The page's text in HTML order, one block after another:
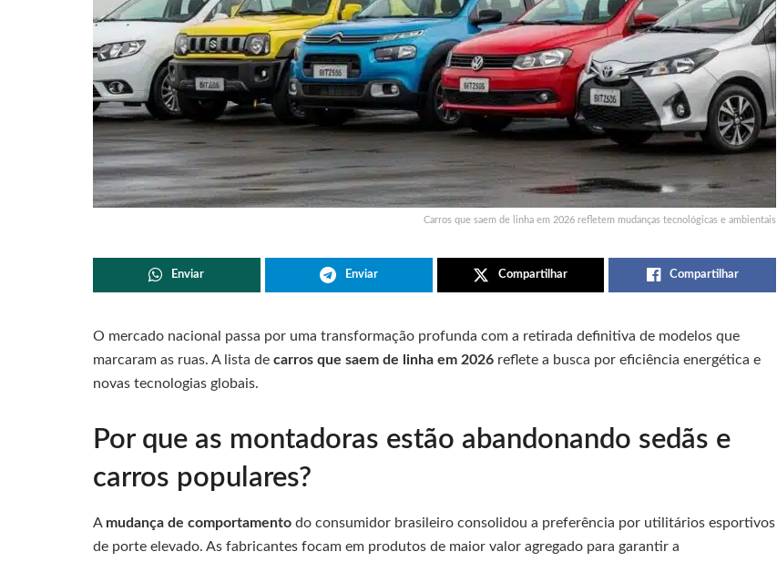
Carros que saem de linha em 2026 refletem mudanças tecnológicas e ambientais
Enviar Enviar Compartilhar Compartilhar
O mercado nacional passa por uma transformação profunda com a retirada definitiva de modelos que
marcaram as ruas. A lista de carros que saem de linha em 2026 reflete a busca por eficiência energética e
novas tecnologias globais.
Por que as montadoras estão abandonando sedãs e
carros populares?
A mudança de comportamento do consumidor brasileiro consolidou a preferência por utilitários esportivos
de porte elevado. As fabricantes focam em produtos de maior valor agregado para garantir a